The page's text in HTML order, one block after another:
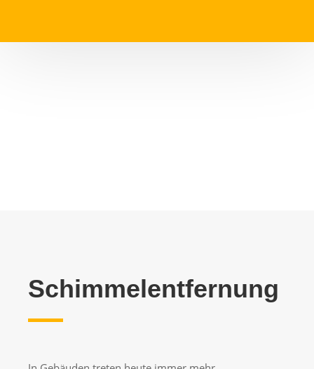
Schimmelentfernung